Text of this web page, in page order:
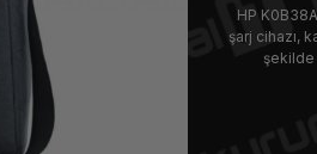
HP
şarj cihazı,
şekilde